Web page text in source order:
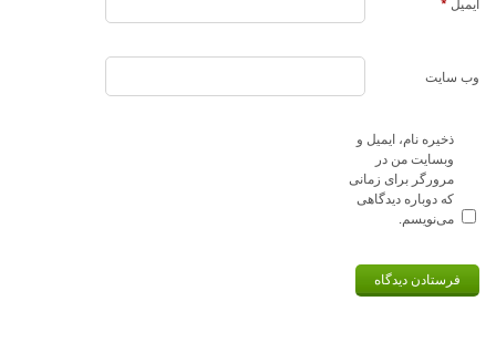
ایمیل *
وب‌ سایت
ذخیره نام، ایمیل و
وبسایت من در
مرورگر برای زمانی
که دوباره دیدگاهی
می‌نویسم.